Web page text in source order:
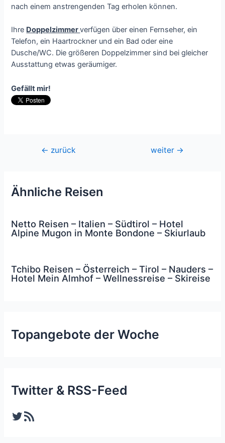
nach einem anstrengenden Tag erholen können.
Ihre Doppelzimmerverfügen über einen Fernseher, ein
Telefon, ein Haartrockner und ein Bad oder eine
Dusche/WC. Die größeren Doppelzimmer sind bei gleicher
Ausstattung etwas geräumiger.
Gefällt mir!
Beitragsnavigation
← zurück weiter →
Ähnliche Reisen
Netto Reisen – Italien – Südtirol – Hotel
Alpine Mugon in Monte Bondone – Skiurlaub
Tchibo Reisen – Österreich – Tirol – Nauders –
Hotel Mein Almhof – Wellnessreise – Skireise
Topangebote der Woche
Twitter & RSS-Feed
Twitter RSS-Feed